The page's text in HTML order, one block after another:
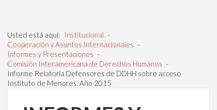
Usted está aquí: Institucional -
Cooperación y Asuntos Internacionales -
Informes y Presentaciones -
Comisión Interamericana de Derechos Humanos -
Informe Relatoría Defensores de DDHH sobre acceso
Instituto de Menores. Año 2015